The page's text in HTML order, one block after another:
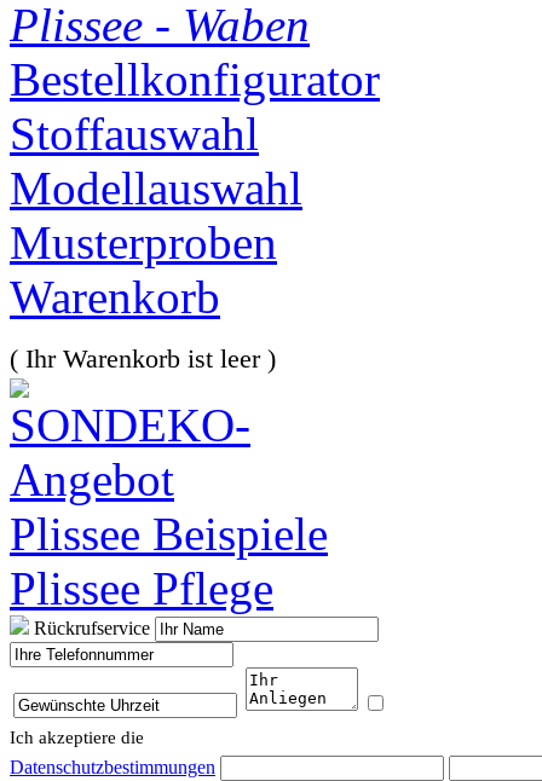
Plissee - Waben
Bestellkonfigurator
Stoffauswahl
Modellauswahl
Musterproben
Warenkorb
( Ihr Warenkorb ist leer )
Plissee Beispiele
Plissee Pflege
Rückrufservice
Ich akzeptiere die
Datenschutzbestimmungen